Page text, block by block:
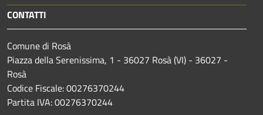
CONTATTI
Comune di Rosà
Piazza della Serenissima, 1 - 36027 Rosà (VI) - 36027 -
Rosà
Codice Fiscale: 00276370244
Partita IVA: 00276370244